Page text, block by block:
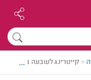
> קייטרינג לשבעה בנתניה
...